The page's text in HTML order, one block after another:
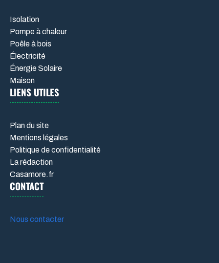
Isolation
Pompe à chaleur
Poêle à bois
Électricité
Énergie Solaire
Maison
LIENS UTILES
Plan du site
Mentions légales
Politique de confidentialité
La rédaction
Casamore.fr
CONTACT
Nous contacter